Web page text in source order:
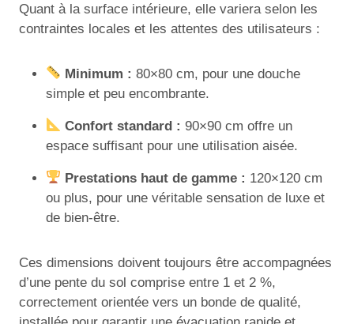
Quant à la surface intérieure, elle variera selon les
contraintes locales et les attentes des utilisateurs :
Minimum : 80×80 cm, pour une douche
simple et peu encombrante.
Confort standard : 90×90 cm offre un
espace suffisant pour une utilisation aisée.
Prestations haut de gamme : 120×120 cm
ou plus, pour une véritable sensation de luxe et
de bien-être.
Ces dimensions doivent toujours être accompagnées
d’une pente du sol comprise entre 1 et 2 %,
correctement orientée vers un bonde de qualité,